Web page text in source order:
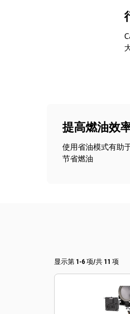
提高燃油效
使用省油模式有助
节省燃油
显示第 1-6 项/共 11 项